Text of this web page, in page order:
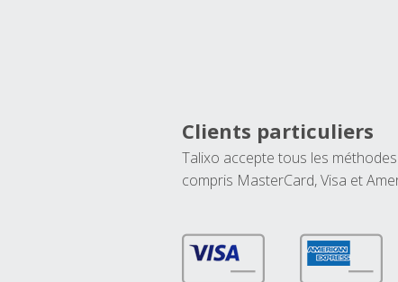
Clients particuliers
Talixo accepte tous les
compris MasterCard, Visa et